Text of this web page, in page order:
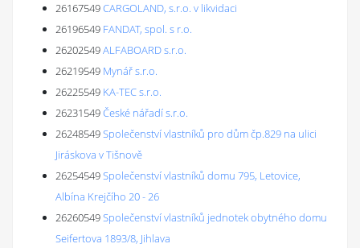
26167549CARGOLAND, s.r.o. v likvidaci
26196549 FANDAT, spol. s r.o.
26202549ALFABOARD s.r.o.
26219549 Mynář s.r.o.
26225549 KA-TEC s.r.o.
26231549České nářadí s.r.o.
26248549Společenství vlastníků pro dům čp.829 na ulici
Jiráskova v Tišnově
26254549Společenství vlastníků domu 795, Letovice,
Albína Krejčího 20 - 26
26260549Společenství vlastníků jednotek obytného domu
Seifertova 1893/8, Jihlava